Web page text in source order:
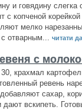
и говядину
с копченой
мелко
отварным...
читати
с
30, крахмал
ревень
сахар,
дают вскипеть.